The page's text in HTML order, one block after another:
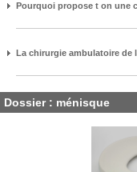
Pourquoi propose t on une
La chirurgie ambulatoire de
Dossier : ménisque